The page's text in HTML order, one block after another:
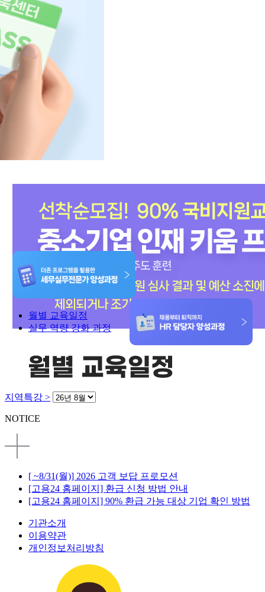
월별 교육일정
실무 역량 강화 과정
지역특강 >
NOTICE
[ ~8/31(월)] 2026 고객 보답 프로모션
[고용24 홈페이지] 환급 신청 방법 안내
[고용24 홈페이지] 90% 환급 가능 대상 기업 확인 방법
기관소개
이용약관
개인정보처리방침